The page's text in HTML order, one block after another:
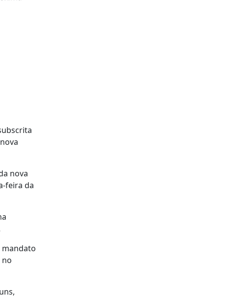
nova
feira da
mandato
no